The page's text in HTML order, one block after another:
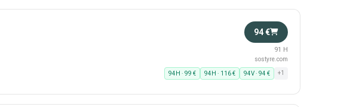
94 €
91 H
sostyre.com
94H · 99 € 94H · 116 € 94V · 94 € +1